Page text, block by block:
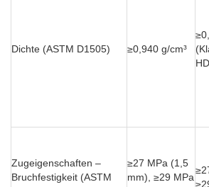
Dichte (ASTM D1505) ≥0,940 g/cm³
Zugeigenschaften –
Bruchfestigkeit (ASTM
≥27 MPa (1,5
mm), ≥29 MPa